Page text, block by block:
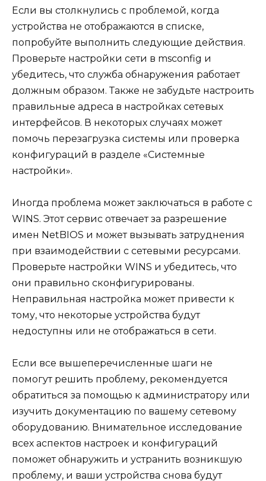
Если вы столкнулись с проблемой, когда
устройства не отображаются в списке,
попробуйте выполнить следующие действия.
Проверьте настройки сети в msconfig и
убедитесь, что служба обнаружения работает
должным образом. Также не забудьте настроить
правильные адреса в настройках сетевых
интерфейсов. В некоторых случаях может
помочь перезагрузка системы или проверка
конфигураций в разделе «Системные
настройки».
Иногда проблема может заключаться в работе с
WINS. Этот сервис отвечает за разрешение
имен NetBIOS и может вызывать затруднения
при взаимодействии с сетевыми ресурсами.
Проверьте настройки WINS и убедитесь, что
они правильно сконфигурированы.
Неправильная настройка может привести к
тому, что некоторые устройства будут
недоступны или не отображаться в сети.
Если все вышеперечисленные шаги не
помогут решить проблему, рекомендуется
обратиться за помощью к администратору или
изучить документацию по вашему сетевому
оборудованию. Внимательное исследование
всех аспектов настроек и конфигураций
поможет обнаружить и устранить возникшую
проблему, и ваши устройства снова будут